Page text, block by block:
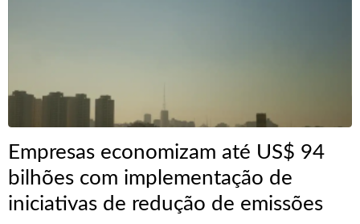
Empresas economizam até US$ 94
bilhões com implementação de
iniciativas de redução de emissões